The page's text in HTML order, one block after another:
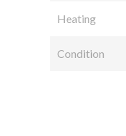
Heating
Condition